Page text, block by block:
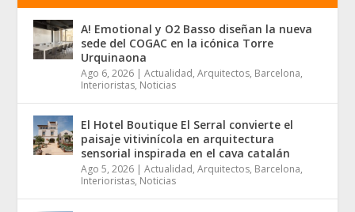
A! Emotional y O2 Basso diseñan la nueva
sede del COGAC en la icónica Torre
Urquinaona
Ago 6, 2026 |Actualidad,Arquitectos, Barcelona,
Interioristas, Noticias
El Hotel Boutique El Serral convierte el
paisaje vitivinícola en arquitectura
sensorial inspirada en el cava catalán
Ago 5, 2026 |Actualidad,Arquitectos, Barcelona,
Interioristas, Noticias